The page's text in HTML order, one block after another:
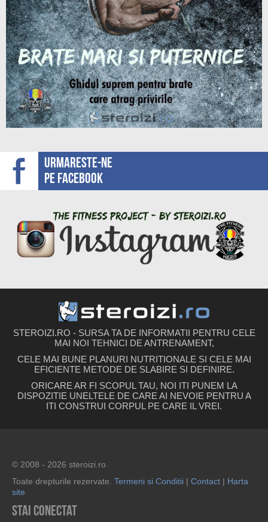
Urmareste-ne
pe facebook
STEROIZI.RO - SURSA TA DE INFORMATII PENTRU CELE
MAI NOI TEHNICI DE ANTRENAMENT,
CELE MAI BUNE PLANURI NUTRITIONALE SI CELE MAI
EFICIENTE METODE DE SLABIRE SI DEFINIRE.
ORICARE AR FI SCOPUL TAU, NOI ITI PUNEM LA
DISPOZITIE UNELTELE DE CARE AI NEVOIE PENTRU A
ITI CONSTRUI CORPUL PE CARE IL VREI.
© 2008 - 2026 steroizi.ro
Toate drepturile rezervate. Termeni si Conditii | Contact | Harta
site
Stai conectat